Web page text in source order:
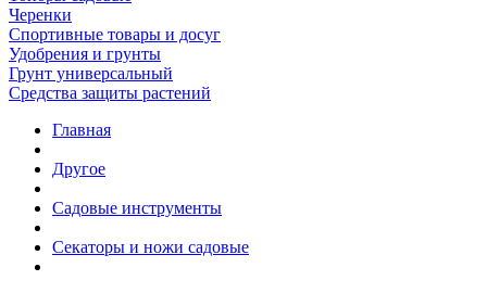
Черенки
Спортивные товары и досуг
Удобрения и грунты
Грунт универсальный
Средства защиты растений
Главная
Другое
Садовые инструменты
Секаторы и ножи садовые